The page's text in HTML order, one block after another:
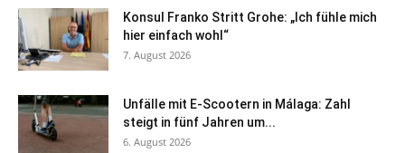
Konsul Franko Stritt Grohe: „Ich fühle mich
hier einfach wohl“
7. August 2026
Unfälle mit E-Scootern in Málaga: Zahl
steigt in fünf Jahren um...
6. August 2026